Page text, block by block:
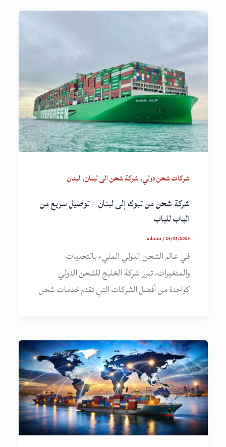
شركات شحن دولي,شركة شحن الى لبنان,لبنان
شركة شحن من تبوك إلى لبنان – توصيل سريع من
الباب للباب
admin/26/03/2026
في عالم الشحن الدولي المليء بالتحديات
والمتغيرات، تبرز شركة الخليج للشحن الدولي
كواحدة من أفضل الشركات التي تقدم خدمات شحن